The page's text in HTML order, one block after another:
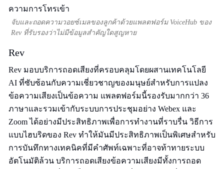
จับและถอดความวอยซ์เมลของลูกค้าด้วยแพลตฟอร์ม VoiceHub ของ
Rev ที่รับรองว่าไม่มีข้อมูลสำคัญใดสูญหาย
Rev
Rev มอบบริการถอดเสียงที่ครอบคลุมโดยผสานเทคโนโลยี
AI ที่ซับซ้อนกับความเชี่ยวชาญของมนุษย์สำหรับการแปลง
ข้อความเสียงเป็นข้อความ แพลตฟอร์มนี้รองรับมากกว่า 36
ภาษาและรวมเข้ากับระบบการประชุมอย่าง Webex และ
Zoom ได้อย่างมีประสิทธิภาพเพื่อการทำงานที่ราบรื่น วิธีการ
แบบไฮบริดของ Rev ทำให้มันมีประสิทธิภาพเป็นพิเศษสำหรับ
การบันทึกทางเทคนิคที่มีคำศัพท์เฉพาะที่อาจท้าทายระบบ
อัตโนมัติล้วน บริการถอดเสียงข้อความเสียงมีทั้งการถอด